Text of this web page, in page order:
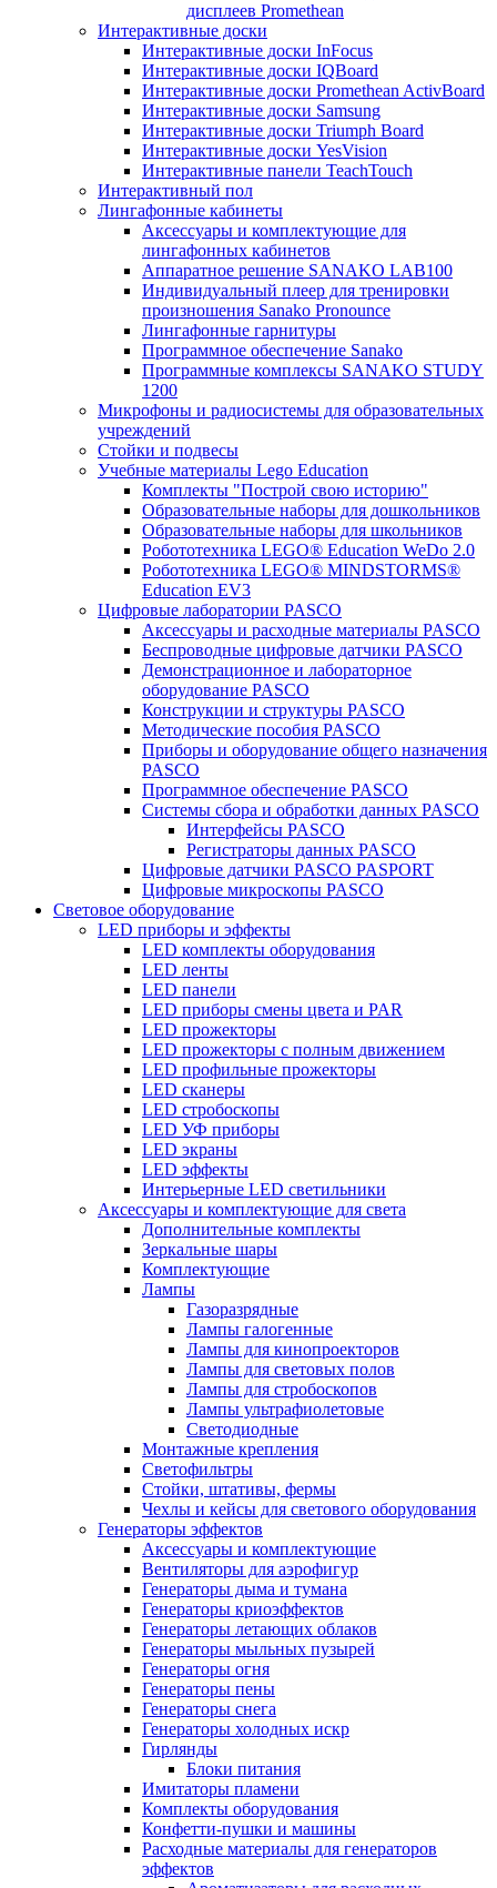
дисплеев Promethean
Интерактивные доски
Интерактивные доски InFocus
Интерактивные доски IQBoard
Интерактивные доски Promethean ActivBoard
Интерактивные доски Samsung
Интерактивные доски Triumph Board
Интерактивные доски YesVision
Интерактивные панели TeachTouch
Интерактивный пол
Лингафонные кабинеты
Аксессуары и комплектующие для
лингафонных кабинетов
Аппаратное решение SANAKO LAB100
Индивидуальный плеер для тренировки
произношения Sanako Pronounce
Лингафонные гарнитуры
Программное обеспечение Sanako
Программные комплексы SANAKO STUDY
1200
Микрофоны и радиосистемы для образовательных
учреждений
Стойки и подвесы
Учебные материалы Lego Education
Комплекты "Построй свою историю"
Образовательные наборы для дошкольников
Образовательные наборы для школьников
Робототехника LEGO® Education WeDo 2.0
Робототехника LEGO® MINDSTORMS®
Education EV3
Цифровые лаборатории PASCO
Аксессуары и расходные материалы PASCO
Беспроводные цифровые датчики PASCO
Демонстрационное и лабораторное
оборудование PASCO
Конструкции и структуры PASCO
Методические пособия PASCO
Приборы и оборудование общего назначения
PASCO
Программное обеспечение PASCO
Системы сбора и обработки данных PASCO
Интерфейсы PASCO
Регистраторы данных PASCO
Цифровые датчики PASCO PASPORT
Цифровые микроскопы PASCO
Световое оборудование
LED приборы и эффекты
LED комплекты оборудования
LED ленты
LED панели
LED приборы смены цвета и PAR
LED прожекторы
LED прожекторы с полным движением
LED профильные прожекторы
LED сканеры
LED стробоскопы
LED УФ приборы
LED экраны
LED эффекты
Интерьерные LED светильники
Аксессуары и комплектующие для света
Дополнительные комплекты
Зеркальные шары
Комплектующие
Лампы
Газоразрядные
Лампы галогенные
Лампы для кинопроекторов
Лампы для световых полов
Лампы для стробоскопов
Лампы ультрафиолетовые
Светодиодные
Монтажные крепления
Светофильтры
Стойки, штативы, фермы
Чехлы и кейсы для светового оборудования
Генераторы эффектов
Аксессуары и комплектующие
Вентиляторы для аэрофигур
Генераторы дыма и тумана
Генераторы криоэффектов
Генераторы летающих облаков
Генераторы мыльных пузырей
Генераторы огня
Генераторы пены
Генераторы снега
Генераторы холодных искр
Гирлянды
Блоки питания
Имитаторы пламени
Комплекты оборудования
Конфетти-пушки и машины
Расходные материалы для генераторов
эффектов